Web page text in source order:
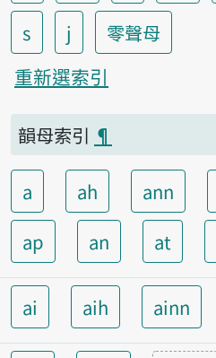
s
j
零聲母
重新選索引
韻母索引 ¶
a ah ann
ap
an at
ai aih ainn